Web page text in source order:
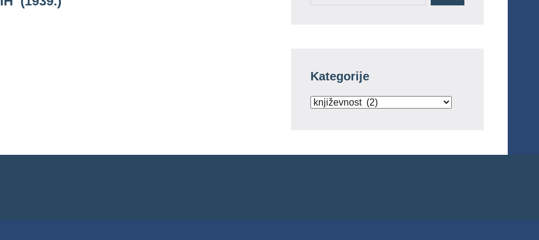
Kategorije
Kategorije